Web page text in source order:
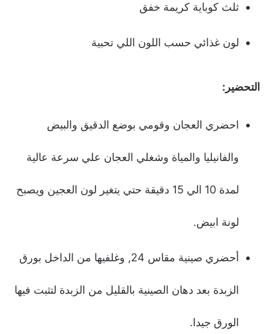
ثلث كوباية كريمة خفق
لون غذائي حسب اللون اللي تحبية
التحضير:
احضري العجان وقومي بوضع الدقيق والبيض
والفانيليا والمياة وشغلي العجان علي سرعة عالية
لمدة 10 الي 15 دقيقة حتي يتغير لون العجين ويصبح
لونة ابيض.
أحضري صينية مقاس 24, وغلفيها من الداخل بورق
الزبدة بعد دهان الصينية بالقليل من الزبدة لتثبت فيها
الورق جيدا.